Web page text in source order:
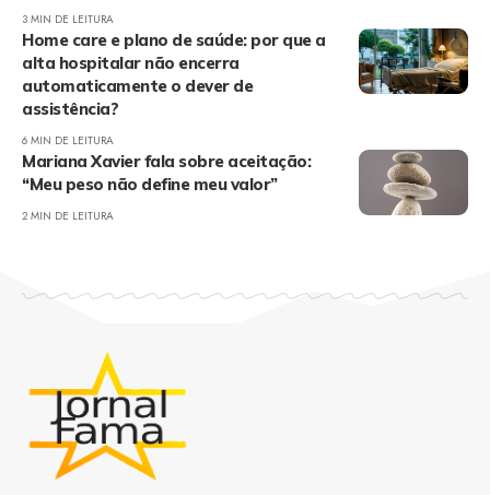
3 MIN DE LEITURA
Home care e plano de saúde: por que a
alta hospitalar não encerra
automaticamente o dever de
assistência?
6 MIN DE LEITURA
Mariana Xavier fala sobre aceitação:
“Meu peso não define meu valor”
2 MIN DE LEITURA